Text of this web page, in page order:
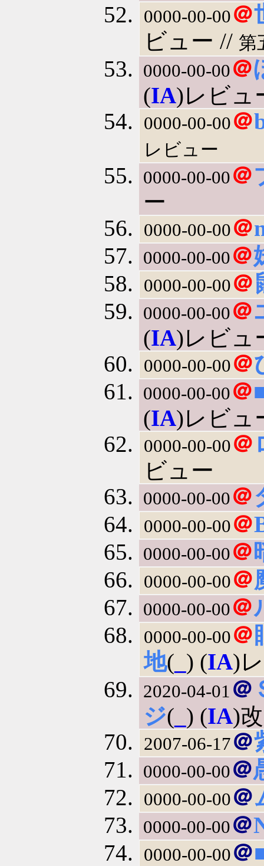
0000-00-00＠
ビュー // 第
0000-00-00＠
(IA)レビュ
0000-00-00＠
レビュー
0000-00-00＠
ー
0000-00-00＠
0000-00-00＠
0000-00-00＠
0000-00-00＠
(IA)レビュ
0000-00-00＠
0000-00-00＠
(IA)レビュ
0000-00-00＠
ビュー
0000-00-00＠
0000-00-00＠
0000-00-00＠
0000-00-00＠
0000-00-00＠
0000-00-00＠
地( ) (IA)
2020-04-01 ＠
ジ( ) (IA)
2007-06-17＠
0000-00-00＠
0000-00-00＠
0000-00-00＠
0000-00-00＠